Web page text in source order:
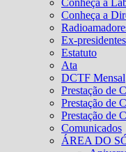
Conheça a
Conheça a
Ex-
Estatuto
Ata
DCTF Mensal
Prestação de
Prestação de
Prestação de
Comunicados
ÁREA DO